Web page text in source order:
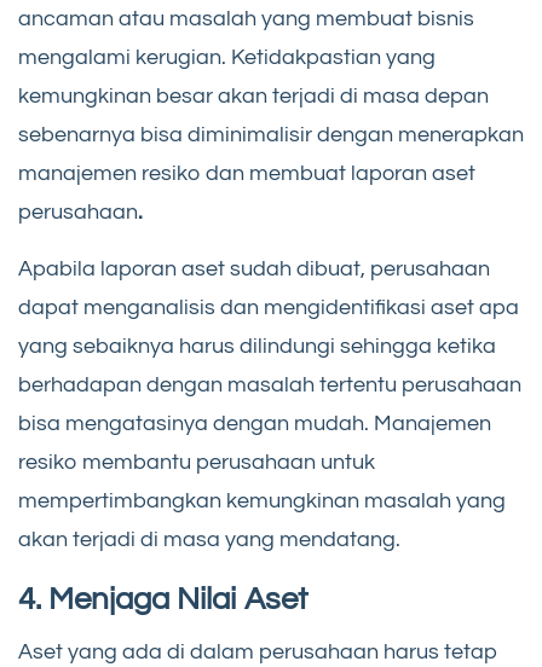
ancaman atau masalah yang membuat bisnis
mengalami kerugian. Ketidakpastian yang
kemungkinan besar akan terjadi di masa depan
sebenarnya bisa diminimalisir dengan menerapkan
manajemen resiko dan membuat laporan aset
perusahaan.
Apabila laporan aset sudah dibuat, perusahaan
dapat menganalisis dan mengidentifikasi aset apa
yang sebaiknya harus dilindungi sehingga ketika
berhadapan dengan masalah tertentu perusahaan
bisa mengatasinya dengan mudah. Manajemen
resiko membantu perusahaan untuk
mempertimbangkan kemungkinan masalah yang
akan terjadi di masa yang mendatang.
4. Menjaga Nilai Aset
Aset yang ada di dalam perusahaan harus tetap